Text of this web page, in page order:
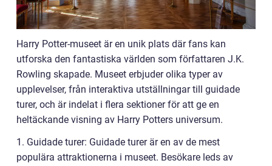
Harry Potter-museet är en unik plats där fans kan
utforska den fantastiska världen som författaren J.K.
Rowling skapade. Museet erbjuder olika typer av
upplevelser, från interaktiva utställningar till guidade
turer, och är indelat i flera sektioner för att ge en
heltäckande visning av Harry Potters universum.
1. Guidade turer: Guidade turer är en av de mest
populära attraktionerna i museet. Besökare leds av